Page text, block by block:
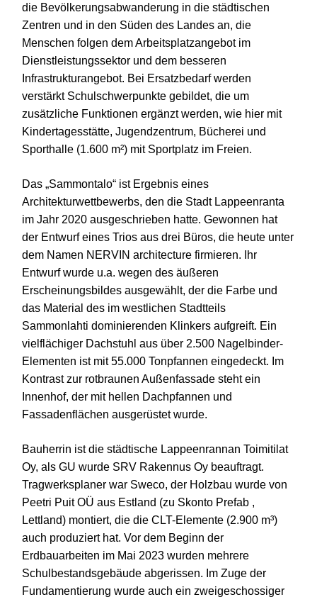
die Bevölkerungsabwanderung in die städtischen
Zentren und in den Süden des Landes an, die
Menschen folgen dem Arbeitsplatzangebot im
Dienstleistungssektor und dem besseren
Infrastrukturangebot. Bei Ersatzbedarf werden
verstärkt Schulschwerpunkte gebildet, die um
zusätzliche Funktionen ergänzt werden, wie hier mit
Kindertagesstätte, Jugendzentrum, Bücherei und
Sporthalle (1.600 m²) mit Sportplatz im Freien.
Das „Sammontalo“ ist Ergebnis eines
Architekturwettbewerbs, den die Stadt Lappeenranta
im Jahr 2020 ausgeschrieben hatte. Gewonnen hat
der Entwurf eines Trios aus drei Büros, die heute unter
dem Namen NERVIN architecture firmieren. Ihr
Entwurf wurde u.a. wegen des äußeren
Erscheinungsbildes ausgewählt, der die Farbe und
das Material des im westlichen Stadtteils
Sammonlahti dominierenden Klinkers aufgreift. Ein
vielflächiger Dachstuhl aus über 2.500 Nagelbinder-
Elementen ist mit 55.000 Tonpfannen eingedeckt. Im
Kontrast zur rotbraunen Außenfassade steht ein
Innenhof, der mit hellen Dachpfannen und
Fassadenflächen ausgerüstet wurde.
Bauherrin ist die städtische Lappeenrannan Toimitilat
Oy, als GU wurde SRV Rakennus Oy beauftragt.
Tragwerksplaner war Sweco, der Holzbau wurde von
Peetri Puit OÜ aus Estland (zu Skonto Prefab ,
Lettland) montiert, die die CLT-Elemente (2.900 m³)
auch produziert hat. Vor dem Beginn der
Erdbauarbeiten im Mai 2023 wurden mehrere
Schulbestandsgebäude abgerissen. Im Zuge der
Fundamentierung wurde auch ein zweigeschossiger